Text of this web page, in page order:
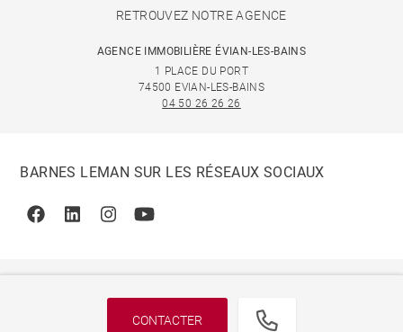
CONTACTER
RETROUVEZ NOTRE AGENCE
AGENCE IMMOBILIÈRE ÉVIAN-LES-BAINS
1 PLACE DU PORT
74500 EVIAN-LES-BAINS
04 50 26 26 26
BARNES LEMAN SUR LES RÉSEAUX SOCIAUX
FacebookLinkedinInstagramYoutube
© 2026 BARNES, INTERNATIONAL REALTY - BARNES